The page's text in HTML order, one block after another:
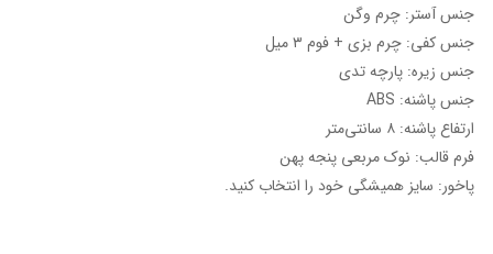
جنس آستر: چرم وگن
جنس کفی: چرم بزی + فوم ۳ میل
جنس زیره: پارچه تدی
جنس پاشنه: ABS
ارتفاع پاشنه: ۸ سانتی‌متر
فرم قالب: نوک مربعی پنجه پهن
پاخور: سایز همیشگی خود را انتخاب کنید.